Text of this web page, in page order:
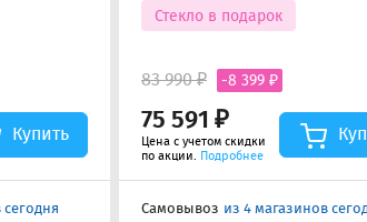
Купить
Стекло в подарок
75 591 ₽
83 990 ₽ -8 399 ₽
Цена с учетом скидки
по акции. Подробнее
Самовывоз из 4 магазинов